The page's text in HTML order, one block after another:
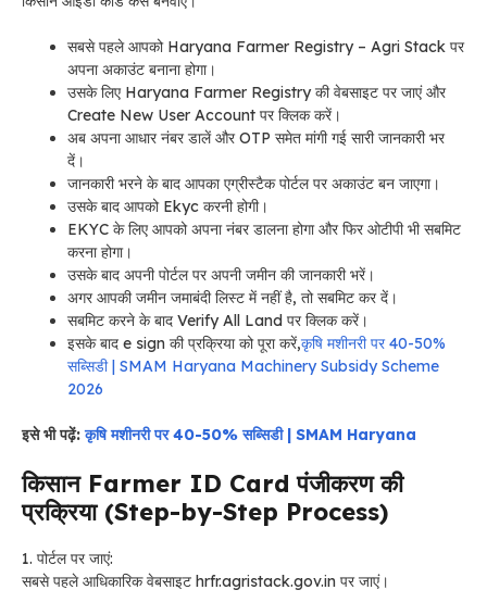
सबसे पहले आपको Haryana Farmer Registry – Agri Stack पर
अपना अकाउंट बनाना होगा।
उसके लिए Haryana Farmer Registry की वेबसाइट पर जाएं और
Create New User Account पर क्लिक करें।
अब अपना आधार नंबर डालें और OTP समेत मांगी गई सारी जानकारी भर
दें।
जानकारी भरने के बाद आपका एग्रीस्टैक पोर्टल पर अकाउंट बन जाएगा।
उसके बाद आपको Ekyc करनी होगी।
EKYC के लिए आपको अपना नंबर डालना होगा और फिर ओटीपी भी सबमिट
करना होगा।
उसके बाद अपनी पोर्टल पर अपनी जमीन की जानकारी भरें।
अगर आपकी जमीन जमाबंदी लिस्ट में नहीं है, तो सबमिट कर दें।
सबमिट करने के बाद Verify All Land पर क्लिक करें।
इसके बाद e sign की प्रक्रिया को पूरा करें,कृषि मशीनरी पर 40-50%
सब्सिडी | SMAM Haryana Machinery Subsidy Scheme
2026
इसे भी पढ़ें:कृषि मशीनरी पर 40-50% सब्सिडी | SMAM Haryana
किसान Farmer ID Card पंजीकरण की
प्रक्रिया (Step-by-Step Process)
1. पोर्टल पर जाएं:
सबसे पहले आधिकारिक वेबसाइट hrfr.agristack.gov.in पर जाएं।